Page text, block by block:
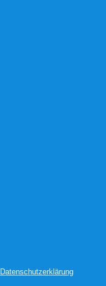
Datenschutzerklärung